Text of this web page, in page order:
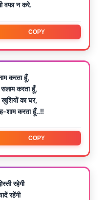
वफा न करे.
COPY
करता हूँ,
करता हूँ,
का घर,
शाम करता हूँ..!!
COPY
रहेगी
रहेंगी